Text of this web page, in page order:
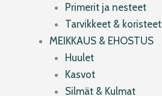
Primerit ja nesteet
Tarvikkeet & koristeet
MEIKKAUS & EHOSTUS
Huulet
Kasvot
Silmät & Kulmat